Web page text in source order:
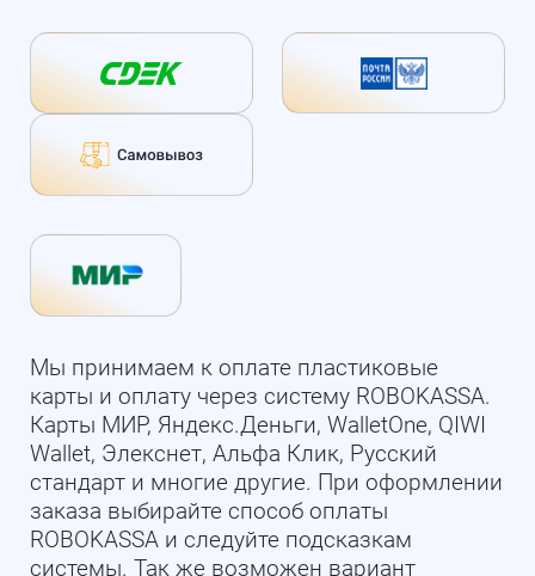
Мы принимаем к оплате пластиковые
карты и оплату через систему ROBOKASSA.
Карты МИР, Яндекс.Деньги, WalletOne, QIWI
Wallet, Элекснет, Альфа Клик, Русский
стандарт и многие другие. При оформлении
заказа выбирайте способ оплаты
ROBOKASSA и следуйте подсказкам
системы. Так же возможен вариант